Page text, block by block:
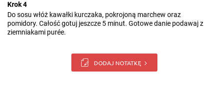
Krok 4
Do sosu włóż kawałki kurczaka, pokrojoną marchew oraz
pomidory. Całość gotuj jeszcze 5 minut. Gotowe danie podawaj z
ziemniakami purée.
DODAJ NOTATKĘ